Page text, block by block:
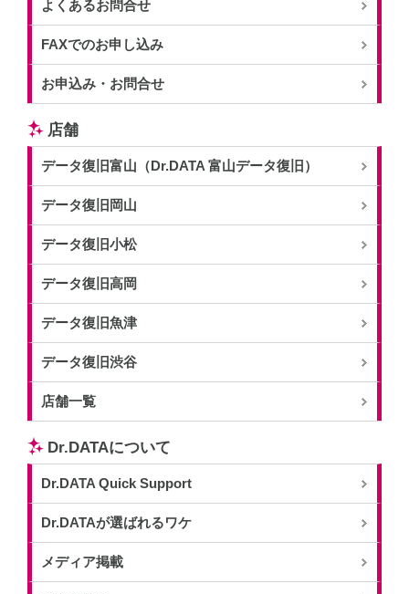
よくあるお問合せ
FAXでのお申し込み
お申込み・お問合せ
店舗
データ復旧富山（Dr.DATA 富山データ復旧）
データ復旧岡山
データ復旧小松
データ復旧高岡
データ復旧魚津
データ復旧渋谷
店舗一覧
Dr.DATAについて
Dr.DATA Quick Support
Dr.DATAが選ばれるワケ
メディア掲載